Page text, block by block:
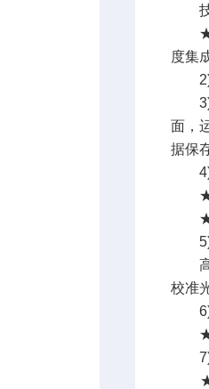
技
★1)
度集
2)仪
3)仪
面，
据保
4)
★检
★仪
5)
高
校准
6)
★采
★便